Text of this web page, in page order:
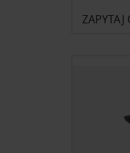
ZAPYTAJ